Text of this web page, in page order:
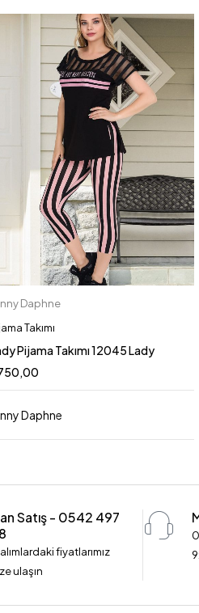
Daphne
Takımı
Pijama Takımı 12045 Lady
Daphne
Satış - 0542 497
fiyatlarımız
ulaşın